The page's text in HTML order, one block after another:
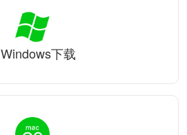
Windows下载